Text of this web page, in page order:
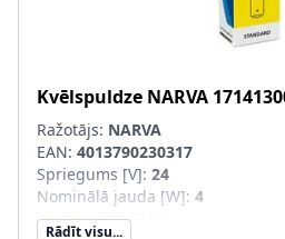
Kvēlspuldze NARVA
Ražotājs: NARVA
EAN: 4013790230317
Spriegums [V]: 24
Nominālā jauda [W]: 4
Lampas tips:
Rādīt visu...